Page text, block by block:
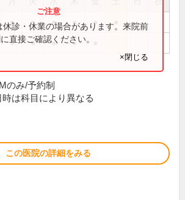
● ● ● ● ●
● ● ● ●
休診・休業の場合があります。来院前
直接ご確認ください。
×閉じる
のみ/予約制
は科目により異なる
この医院の詳細をみる